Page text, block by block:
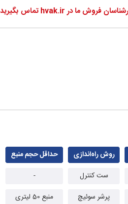
روش راه‌اندازی
حداقل حجم منبع
ست کنترل
-
پرشر سوئیچ
منبع 50 لیتری